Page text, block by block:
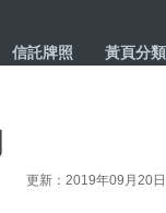
信託牌照 黃頁分類
更新：2019年09月20日